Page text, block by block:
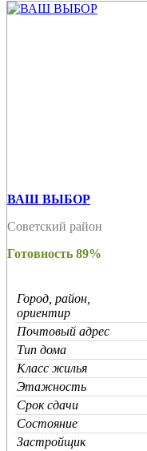
ВАШ ВЫБОР
Советский район
Готовность 89%
Город, район,
ориентир
Почтовый адрес
Тип дома
Класс жилья
Этажность
Срок сдачи
Состояние
Застройщик